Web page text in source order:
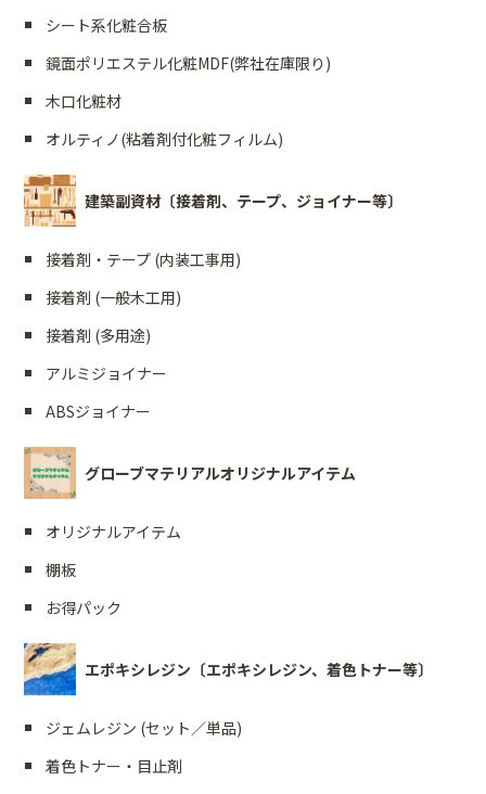
シート系化粧合板
鏡面ポリエステル化粧MDF(弊社在庫限り)
木口化粧材
オルティノ(粘着剤付化粧フィルム)
建築副資材〔接着剤、テープ、ジョイナー等〕
接着剤・テープ (内装工事用)
接着剤 (一般木工用)
接着剤 (多用途)
アルミジョイナー
ABSジョイナー
グローブマテリアルオリジナルアイテム
オリジナルアイテム
棚板
お得パック
エポキシレジン〔エポキシレジン、着色トナー等〕
ジェムレジン (セット／単品)
着色トナー・目止剤